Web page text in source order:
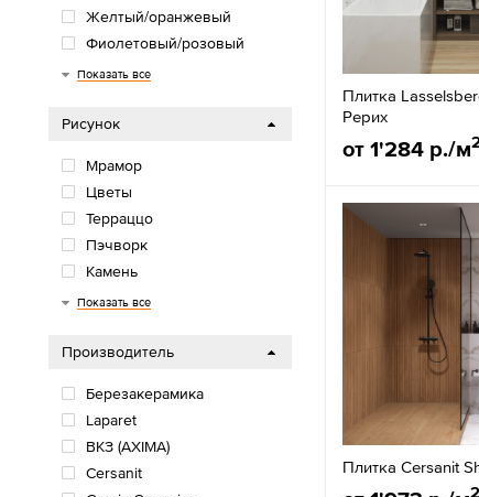
Плитка
Рерих
от 1'284 р./м
Плитка Cersanit
2
Желтый/оранжевый
Фиолетовый/розовый
Красный/бордо
Синий/голубой
Зелёный
Коричневый
Черный
Показать все
Рисунок
Мрамор
Цветы
Терраццо
Пэчворк
Камень
Дерево
Однотонная
Бетон/Цемент
Полосы
Мозаика
Кирпич
Обои/Ткань
Орнамент
Показать все
Производитель
Березакерамика
Laparet
ВКЗ (AXIMA)
Cersanit